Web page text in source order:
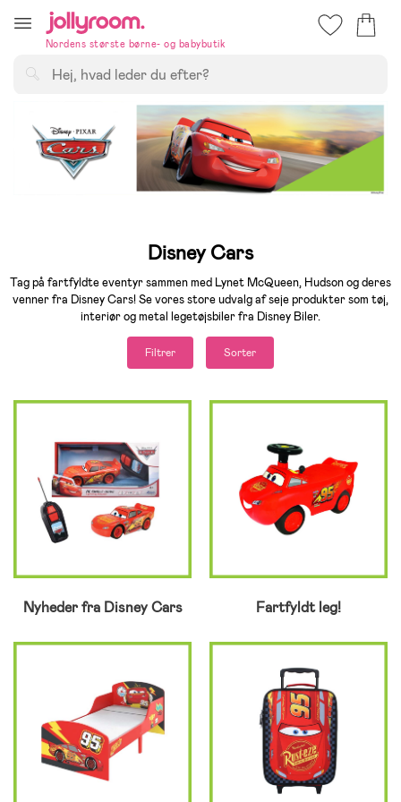
till
innehålletNordens største børne- og babybutik
Disney Cars
Tag på fartfyldte eventyr sammen med Lynet McQueen, Hudson og deres
venner fra Disney Cars! Se vores store udvalg af seje produkter som tøj,
interiør og metal legetøjsbiler fra Disney Biler.
Filtrer Sorter
Nyheder fra Disney Cars Fartfyldt leg!